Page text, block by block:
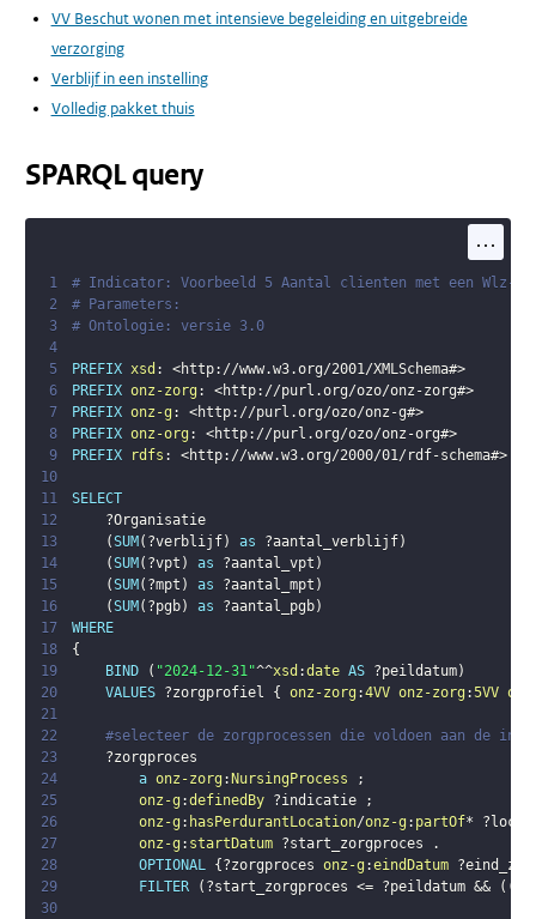
VV Beschut wonen met intensieve begeleiding en uitgebreide
verzorging
Verblijf in een instelling
Volledig pakket thuis
SPARQL query
...
1
# Indicator: Voorbeeld 5 Aantal clienten met een Wlz-
2
# Parameters:
3
# Ontologie: versie 3.0
4
5
PREFIX xsd : <http://www.w3.org/2001/XMLSchema#>
6
PREFIX onz-zorg : <http://purl.org/ozo/onz-zorg#>
7
PREFIX onz-g : <http://purl.org/ozo/onz-g#>
8
PREFIX onz-org : <http://purl.org/ozo/onz-org#>
9
PREFIX rdfs : <http://www.w3.org/2000/01/rdf-schema#>
10
11
SELECT
12
?Organisatie
13
(SUM ( ?verblijf) as ?aantal_verblijf)
14
(SUM ( ?vpt ) as ?aantal_vpt )
15
(SUM ( ?mpt ) as ?aantal_mpt )
16
(SUM ( ?pgb) as ?aantal_pgb)
17
WHERE
18
{
19
BIND ( "2024-12-31"^^xsd :date AS ?peildatum)
20
VALUES ?zorgprofiel { onz-zorg :4VV onz-zorg :5VV
21
22
#selecteer de zorgprocessen die voldoen aan de
23
?zorgproces
24
a onz-zorg : NursingProcess
;
25
onz-g :definedBy ?indicatie
;
26
onz-g : hasPerdurantLocation/onz-g : partOf*
27
onz-g : startDatum ?start_zorgproces
.
28
OPTIONAL { ?zorgproces onz-g :eindDatum
29
FILTER ( ?start_zorgproces <= ?peildatum && ( (
30